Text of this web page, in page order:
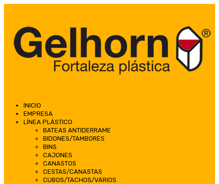
INICIO
EMPRESA
LÍNEA PLÁSTICO
BATEAS ANTIDERRAME
BIDONES/TAMBORES
BINS
CAJONES
CANASTOS
CESTAS/CANASTAS
CUBOS/TACHOS/VARIOS